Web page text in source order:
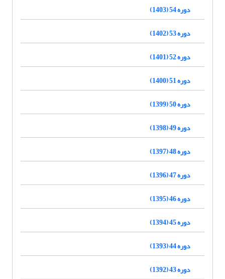
دوره 54 (1403)
دوره 53 (1402)
دوره 52 (1401)
دوره 51 (1400)
دوره 50 (1399)
دوره 49 (1398)
دوره 48 (1397)
دوره 47 (1396)
دوره 46 (1395)
دوره 45 (1394)
دوره 44 (1393)
دوره 43 (1392)